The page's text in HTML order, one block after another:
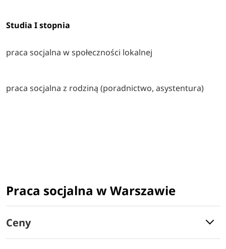
Studia I stopnia
praca socjalna w społeczności lokalnej
praca socjalna z rodziną (poradnictwo, asystentura)
Praca socjalna w Warszawie
Ceny